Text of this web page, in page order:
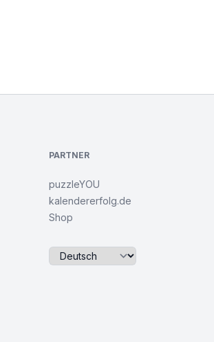
PARTNER
puzzleYOU
kalendererfolg.de
Shop